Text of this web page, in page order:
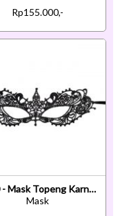
Rp155.000,-
A020 - Mask Topeng Karnaval Penutup Mata Hitam
Mask